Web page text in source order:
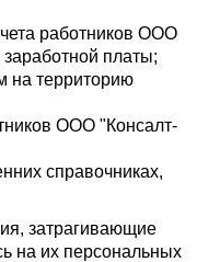
работников ООО
платы;
на территорию
ООО "Консалт-
справочниках,
затрагивающие
на их персональных